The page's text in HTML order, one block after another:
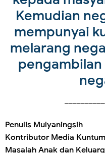
Kemudian
mempunyai
melarang
pengambilan
Penulis Mulyaningsih
Kontributor Media
Masalah Anak dan